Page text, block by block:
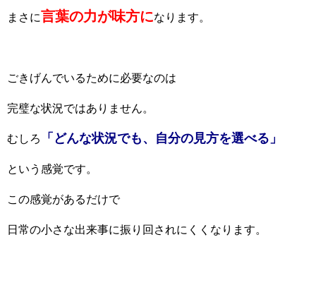
まさに言葉の力が味方になります。
ごきげんでいるために必要なのは
完璧な状況ではありません。
むしろ 「どんな状況でも、自分の見方を選べる」
という感覚です。
この感覚があるだけで
日常の小さな出来事に振り回されにくくなります。